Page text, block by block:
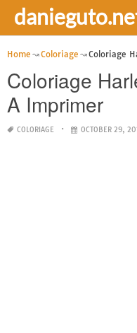
Home Coloriage Coloriage
Coloriage
A Imprimer
COLORIAGE OCTOBER 29,